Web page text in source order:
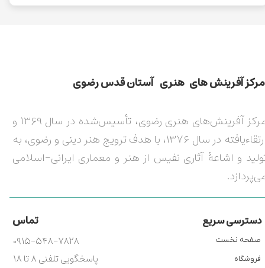
مركز آفرينش های هنری آستان قدس رضوی​​​​​​​​​​​​​​
مرکز آفرینش‌های هنری رضوی، تأسیس‌شده در سال ۱۳۶۹ و
ارتقاءیافته در سال ۱۳۷۶، با هدف ترویج هنر دینی و رضوی، به
و اشاعۀ آثاری نفیس از هنر و معماری ایرانی-اسلامی
دسترسی سریع تماس
۰۹۱۵-۵۴۸-۷۸۲۸
پاسخگویی تلفنی ۸ تا ۱۸
صفحه نخست
فروشگاه